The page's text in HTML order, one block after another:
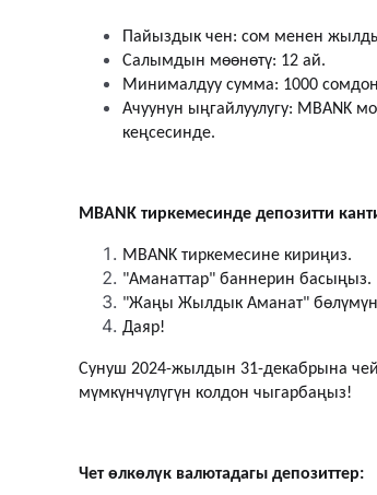
Пайыздык чен: сом менен
Салымдын мөөнөтү: 12 ай.
Минималдуу сумма: 1000
Ачуунун ыңгайлуулугу: MBANK
кеңсесинде.
MBANK тиркемесинде депозитти
MBANK тиркемесине кириңиз.
"Аманаттар" баннерин басыңыз.
"Жаңы Жылдык Аманат" бөлүмүн
Даяр!
Сунуш 2024-жылдын 31-декабрына
мүмкүнчүлүгүн колдон чыгарбаңыз!
Чет өлкөлүк валютадагы депозиттер: